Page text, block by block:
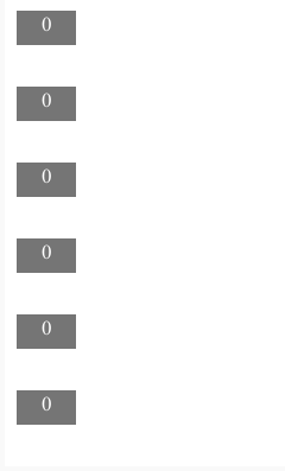
0
0
0
0
0
0